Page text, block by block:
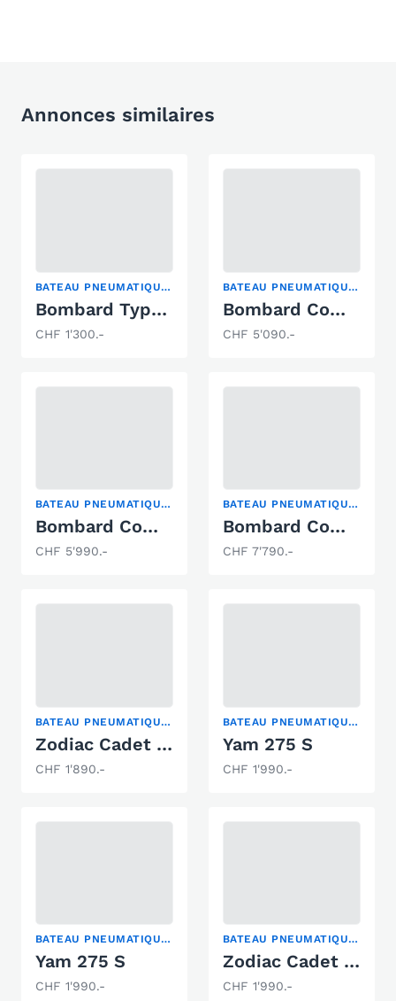
Annonces similaires
BATEAU PNEUMATIQUE PLIABLE
Bombard Typhoon 310
CHF 1'300.-
BATEAU PNEUMATIQUE PLIABLE
Bombard Commando C3
CHF 5'090.-
BATEAU PNEUMATIQUE PLIABLE
Bombard Commando C4 ROT
CHF 5'990.-
BATEAU PNEUMATIQUE PLIABLE
Bombard Commando C5
CHF 7'790.-
BATEAU PNEUMATIQUE PLIABLE
Zodiac Cadet 310 Aero
CHF 1'890.-
BATEAU PNEUMATIQUE PLIABLE
Yam 275 S
CHF 1'990.-
BATEAU PNEUMATIQUE PLIABLE
Yam 275 S
CHF 1'990.-
BATEAU PNEUMATIQUE PLIABLE
Zodiac Cadet 310 Alu
CHF 1'990.-